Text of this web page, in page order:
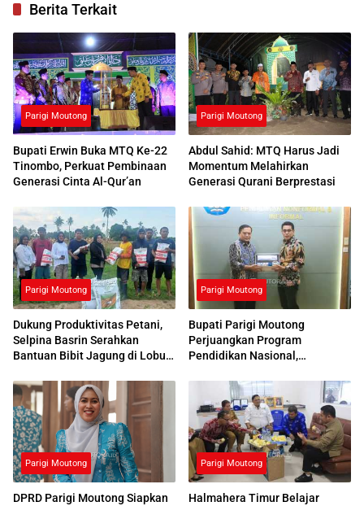
Berita Terkait
Parigi Moutong
Bupati Erwin Buka MTQ Ke-22
Tinombo, Perkuat Pembinaan
Generasi Cinta Al-Qur’an
Parigi Moutong
Abdul Sahid: MTQ Harus Jadi
Momentum Melahirkan
Generasi Qurani Berprestasi
Parigi Moutong
Dukung Produktivitas Petani,
Selpina Basrin Serahkan
Bantuan Bibit Jagung di Lobu
Parigi Moutong
Bupati Parigi Moutong
Perjuangkan Program
Pendidikan Nasional,
Respons Positif
Parigi Moutong
DPRD Parigi Moutong Siapkan
Parigi Moutong
Halmahera Timur Belajar